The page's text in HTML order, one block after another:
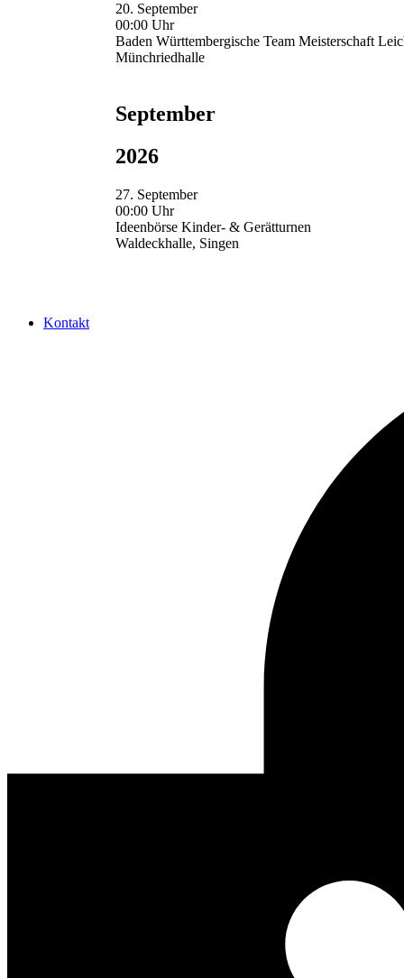
20. September
00:00 Uhr
Baden Württembergische Team Meisterschaft
Münchriedhalle
September
2026
27. September
00:00 Uhr
Ideenbörse Kinder- & Gerätturnen
Waldeckhalle, Singen
Kontakt